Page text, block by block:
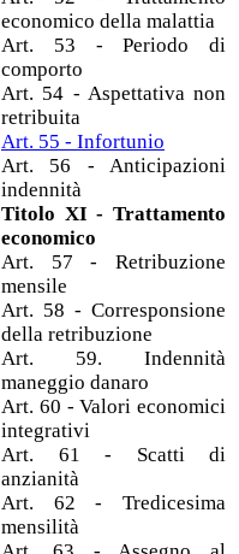
economico della malattia
Art. 53 - Periodo di
comporto
Art. 54 - Aspettativa non
retribuita
Art. 55 - Infortunio
Art. 56 - Anticipazioni
indennità
Titolo XI - Trattamento
economico
Art. 57 - Retribuzione
mensile
Art. 58 - Corresponsione
della retribuzione
Art. 59. Indennità
maneggio danaro
Art. 60 - Valori economici
integrativi
Art. 61 - Scatti di
anzianità
Art. 62 - Tredicesima
mensilità